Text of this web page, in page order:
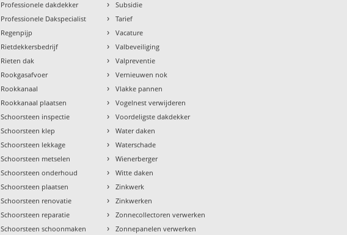
Professionele dakdekker
Professionele Dakspecialist
Regenpijp
Rietdekkersbedrijf
Rieten dak
Rookgasafvoer
Rookkanaal
Rookkanaal plaatsen
Schoorsteen inspectie
Schoorsteen klep
Schoorsteen lekkage
Schoorsteen metselen
Schoorsteen onderhoud
Schoorsteen plaatsen
Schoorsteen renovatie
Schoorsteen reparatie
Schoorsteen schoonmaken
› Subsidie
› Tarief
› Vacature
› Valbeveiliging
› Valpreventie
› Vernieuwen nok
› Vlakke pannen
› Vogelnest verwijderen
› Voordeligste dakdekker
› Water daken
› Waterschade
› Wienerberger
› Witte daken
› Zinkwerk
› Zinkwerken
› Zonnecollectoren verwerken
› Zonnepanelen verwerken